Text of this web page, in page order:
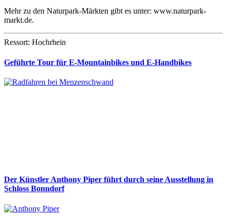
Mehr zu den Naturpark-Märkten gibt es unter: www.naturpark-
markt.de.
Ressort: Hochrhein
Geführte Tour für E-Mountainbikes und E-Handbikes
Der Künstler Anthony Piper führt durch seine Ausstellung in
Schloss Bonndorf